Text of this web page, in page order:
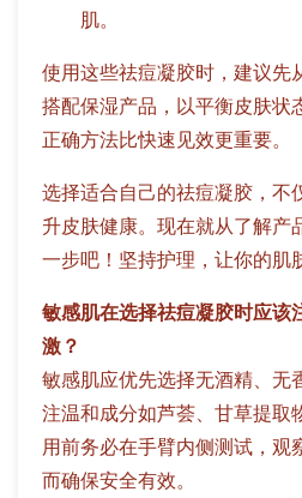
肌。
使用这些祛痘凝胶时，建议先
搭配保湿产品，以平衡皮肤状
正确方法比快速见效更重要。
选择适合自己的祛痘凝胶，不
升皮肤健康。现在就从了解产
一步吧！坚持护理，让你的肌
敏感肌在选择祛痘凝胶时应该
激？
敏感肌应优先选择无酒精、无
注温和成分如芦荟、甘草提取
用前务必在手臂内侧测试，观
而确保安全有效。